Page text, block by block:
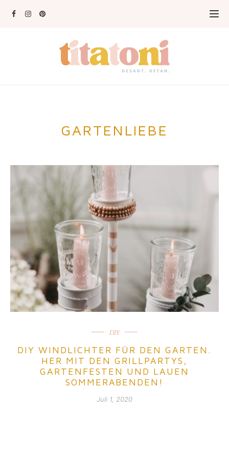
GARTENLIEBE
DIY
DIY WINDLICHTER FÜR DEN GARTEN.
HER MIT DEN GRILLPARTYS,
GARTENFESTEN UND LAUEN
SOMMERABENDEN!
Juli 1, 2020